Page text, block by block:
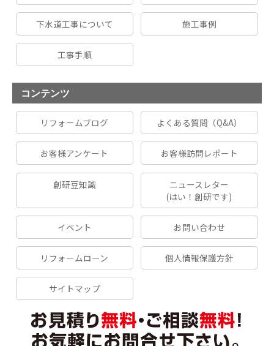
下水道工事について 施工事例
工事手順
コンテンツ
リフォームブログ よくある質問（Q&A）
お客様アンケート お客様訪問レポート
創研豆知識
ニュースレター
(はい！創研です)
イベント お問い合わせ
リフォームローン 個人情報保護方針
サイトマップ